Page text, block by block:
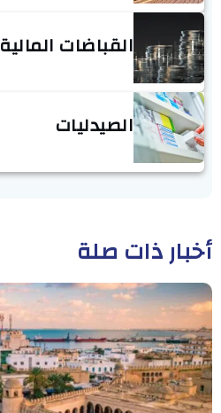
القباضات المالية
الصيدليات
أخبار ذات صلة